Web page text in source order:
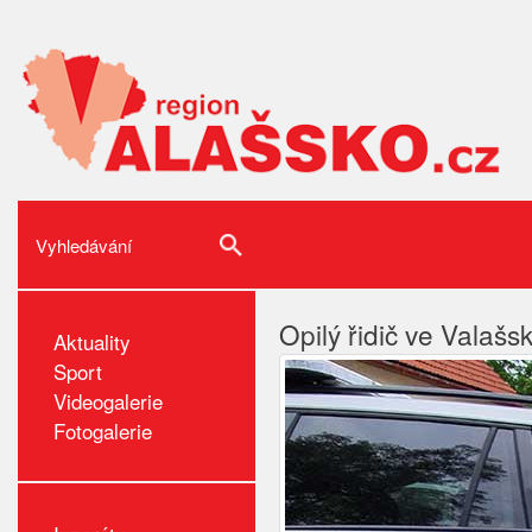
Aktuality
Sport
Videogalerie
Fotogalerie
Opilý řidič ve